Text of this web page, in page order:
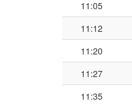
11:05
11:12
11:20
11:27
11:35